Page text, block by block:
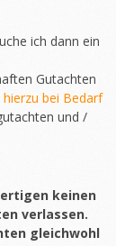
ich dann ein
Gutachten
hierzu bei Bedarf
und /
keinen
verlassen.
gleichwohl